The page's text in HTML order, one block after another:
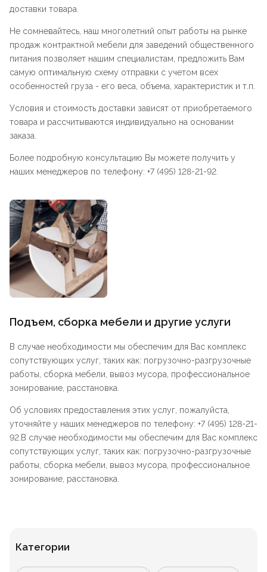
доставки товара.
Не сомневайтесь, наш многолетний опыт работы на рынке
продаж контрактной мебели для заведений общественного
питания позволяет нашим специалистам, предложить Вам
самую оптимальную схему отправки с учетом всех
особенностей груза - его веса, объема, характеристик и т.п.
Условия и стоимость доставки зависят от приобретаемого
товара и рассчитываются индивидуально на основании
заказа.
Более подробную консультацию Вы можете получить у
наших менеджеров по телефону: +7 (495) 128-21-92.
Подъем, сборка мебели и другие услуги
В случае необходимости мы обеспечим для Вас комплекс
сопутствующих услуг, таких как: погрузочно-разгрузочные
работы, сборка мебели, вывоз мусора, профессиональное
зонирование, расстановка.
Об условиях предоставления этих услуг, пожалуйста,
уточняйте у наших менеджеров по телефону: +7 (495) 128-21-
92.В случае необходимости мы обеспечим для Вас комплекс
сопутствующих услуг, таких как: погрузочно-разгрузочные
работы, сборка мебели, вывоз мусора, профессиональное
зонирование, расстановка.
Категории